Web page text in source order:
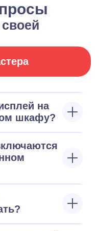
на
шкафу?